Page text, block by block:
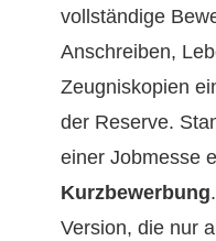
vollständige
Anschreiben,
Zeugniskopien
der Reserve.
einer Jobmesse
Kurzbewerbung
Version, die nur